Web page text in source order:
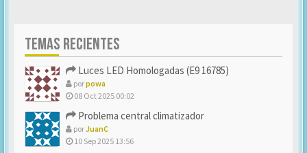
TEMAS RECIENTES
Luces LED Homologadas (E9 16785)
porpowa
08 Oct 2025 00:02
Problema central climatizador
porJuanC
10 Sep 2025 13:56